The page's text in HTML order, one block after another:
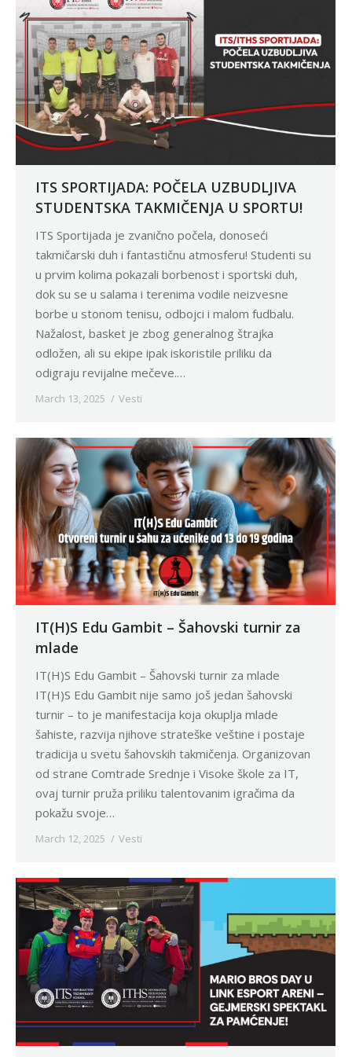
ITS SPORTIJADA: POČELA UZBUDLJIVA
STUDENTSKA TAKMIČENJA U SPORTU!
ITS Sportijada je zvanično počela, donoseći
takmičarski duh i fantastičnu atmosferu! Studenti su
u prvim kolima pokazali borbenost i sportski duh,
dok su se u salama i terenima vodile neizvesne
borbe u stonom tenisu, odbojci i malom fudbalu.
Nažalost, basket je zbog generalnog štrajka
odložen, ali su ekipe ipak iskoristile priliku da
odigraju revijalne mečeve.…
March 13, 2025 Vesti
IT(H)S Edu Gambit – Šahovski turnir za
mlade
IT(H)S Edu Gambit – Šahovski turnir za mlade
IT(H)S Edu Gambit nije samo još jedan šahovski
turnir – to je manifestacija koja okuplja mlade
šahiste, razvija njihove strateške veštine i postaje
tradicija u svetu šahovskih takmičenja. Organizovan
od strane Comtrade Srednje i Visoke škole za IT,
ovaj turnir pruža priliku talentovanim igračima da
pokažu svoje…
March 12, 2025 Vesti